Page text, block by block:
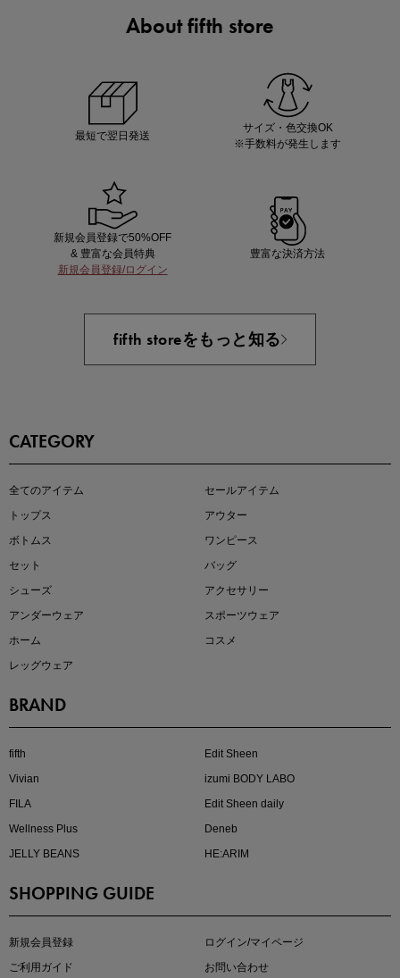
即戦力アイテム続々対象
大人の着映えアイテム5選
About fifth store
最短で翌日発送
サイズ・色交換OK
※手数料が発生します
新規会員登録で50%OFF
& 豊富な会員特典
新規会員登録/ログイン
豊富な決済方法
fifth storeをもっと知る
CATEGORY
全てのアイテム
セールアイテム
トップス
アウター
ボトムス
ワンピース
セット
バッグ
シューズ
アクセサリー
アンダーウェア
スポーツウェア
ホーム
コスメ
レッグウェア
BRAND
fifth
Edit Sheen
Vivian
izumi BODY LABO
FILA
Edit Sheen daily
Wellness Plus
Deneb
JELLY BEANS
HE:ARIM
SHOPPING GUIDE
新規会員登録
ログイン/マイページ
ご利用ガイド
お問い合わせ